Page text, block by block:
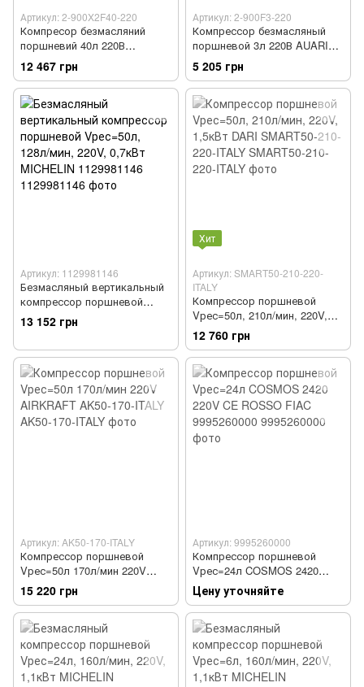
Артикул: 2-900X2F40-220
Компресор безмасляний
поршневий 40л 220В
AUARITA 2-900X2F40-220
12 467 грн
Артикул: 2-900F3-220
Компрессор безмасляный
поршневой 3л 220В AUARITA
2-900F3-220
5 205 грн
Артикул: 1129981146
Безмасляный вертикальный
компрессор поршневой
Vрес=50л, 128л/мин, 220V,
0,7кВт MICHELIN 1129981146
13 152 грн
Хит
Артикул: SMART50-210-220-
ITALY
Компрессор поршневой
Vрес=50л, 210л/мин, 220V,
1,5кВт DARI SMART50-210-
220-ITALY
12 760 грн
Артикул: AK50-170-ITALY
Компрессор поршневой
Vрес=50л 170л/мин 220V
AIRKRAFT AK50-170-ITALY
15 220 грн
Артикул: 9995260000
Компрессор поршневой
Vрес=24л COSMOS 2420
220V CE ROSSO FIAC
9995260000
Цену уточняйте